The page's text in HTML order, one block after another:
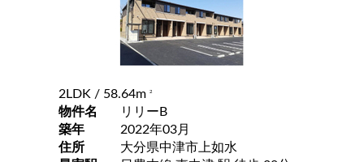
2LDK / 58.64m 2
物件名
リリーB
築年
2022年03月
住所
大分県中津市上如水